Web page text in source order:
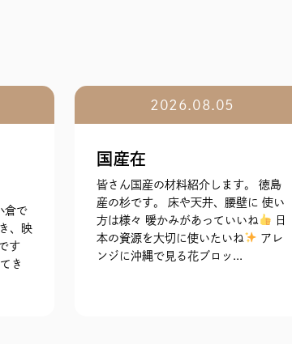
倉で
、映
す
き
2026.08.05
国産在
皆さん国産の材料紹介します。 徳島
産の杉です。 床や天井、腰壁に 使い
方は様々 暖かみがあっていいね
日
本の資源を大切に使いたいね
アレ
ンジに沖縄で見る花ブロッ...